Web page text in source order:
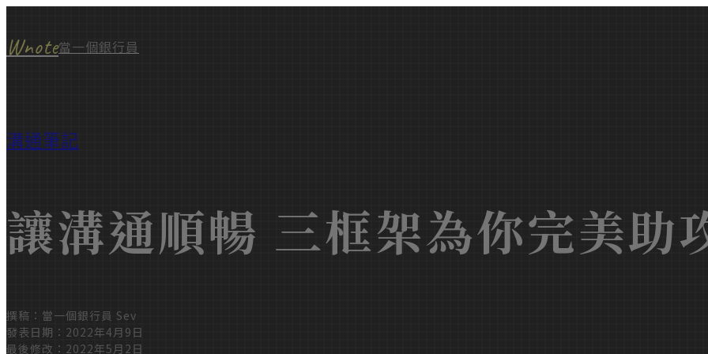
Wnote當一個銀行員
溝通筆記
讓溝通順暢 三框架為你完美助
撰稿：當一個銀行員 Sev
發表日期：2022年4月9日
最後修改：2022年5月2日